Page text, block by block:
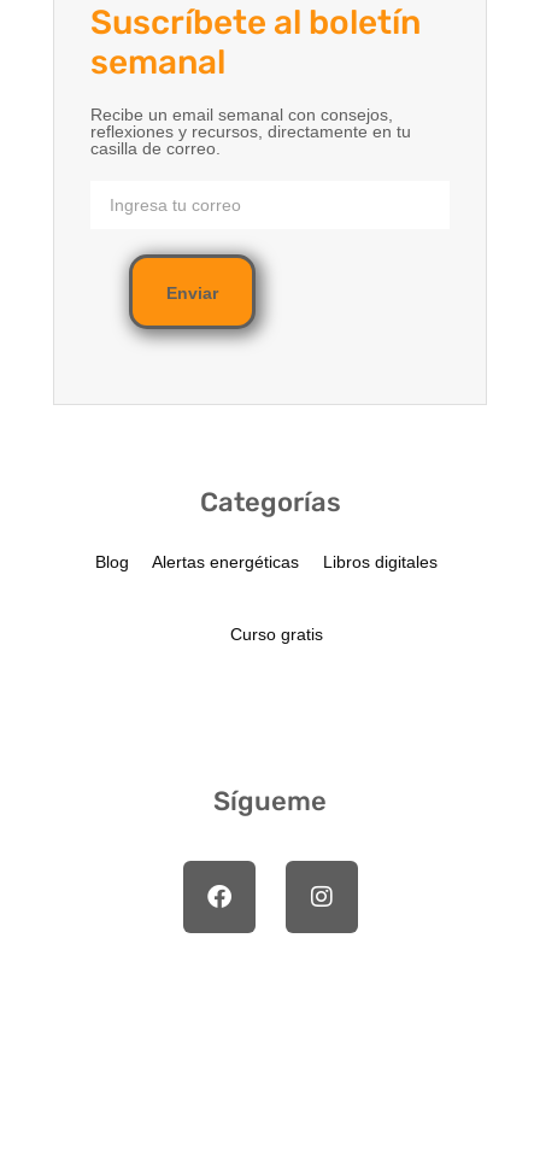
Suscríbete al boletín
semanal
Recibe un email semanal con consejos,
reflexiones y recursos, directamente en tu
casilla de correo.
Enviar
Categorías
Blog Alertas energéticas Libros digitales
Curso gratis
Sígueme